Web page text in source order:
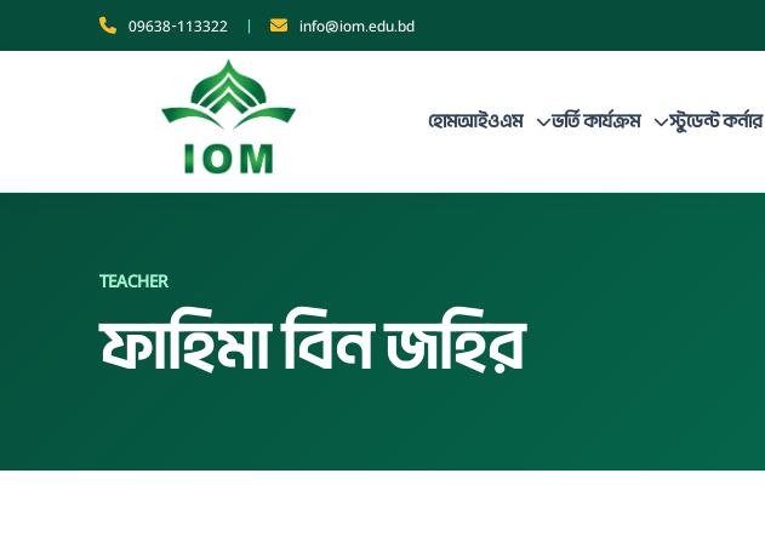
09638-113322 | info@iom.edu.bd
হোমআইওএম ভর্তি কার্যক্রম স্টুডেন্ট কর্নার
TEACHER
ফাহিমা বিন জহির